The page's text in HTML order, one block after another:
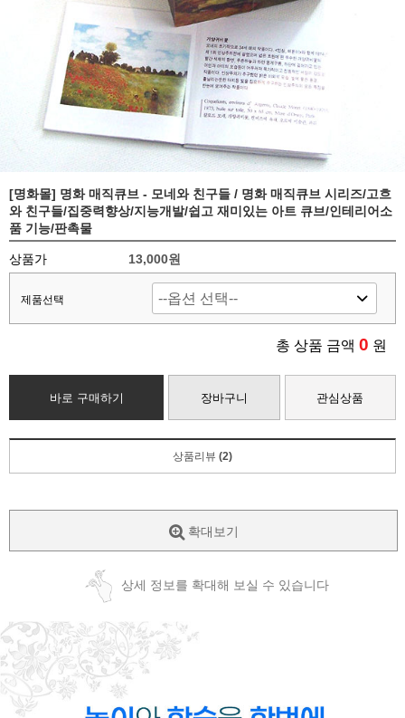
[명화몰] 명화 매직큐브 - 모네와 친구들 / 명화 매직큐브 시리즈/고흐
와 친구들/집중력향상/지능개발/쉽고 재미있는 아트 큐브/인테리어소
품 기능/판촉물
상품가 13,000원
제품선택
총 상품 금액 0 원
바로 구매하기 장바구니 관심상품
상품리뷰 (2)
확대보기
상세 정보를 확대해 보실 수 있습니다